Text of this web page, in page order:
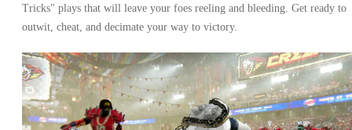
Tricks" plays that will leave your foes reeling and bleeding. Get ready to
outwit, cheat, and decimate your way to victory.